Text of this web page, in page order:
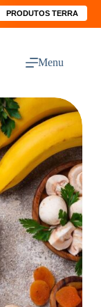
PRODUTOS TERRA
Menu